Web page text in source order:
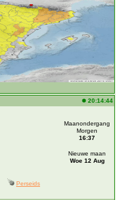
20:14:44
Maanondergang
Morgen
16:37
Nieuwe maan
Woe 12 Aug
Perseids